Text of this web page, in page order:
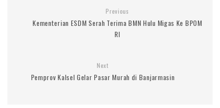
Previous
Kementerian ESDM Serah Terima BMN Hulu Migas Ke BPOM
RI
Next
Pemprov Kalsel Gelar Pasar Murah di Banjarmasin